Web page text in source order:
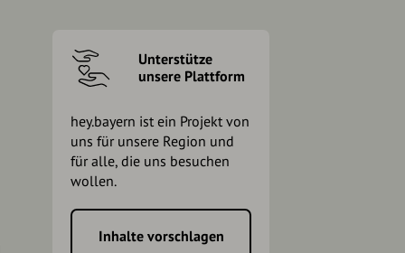
Unterstütze
unsere Plattform
hey.bayern ist ein Projekt von
uns für unsere Region und
für alle, die uns besuchen
wollen.
Inhalte vorschlagen